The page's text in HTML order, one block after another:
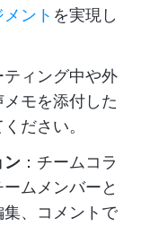
ント を実現し
ティング中や外
モを添付した
ださい。
ン ：チームコラ
ムメンバーと
集、コメントで